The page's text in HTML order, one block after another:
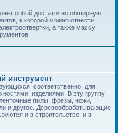
собой достаточно обширную
к которой можно отнести
а также массу
инструмент
соответственно, для
изделиями. В эту группу
пилы, фрезы, ножи,
и другое. Деревообрабатывающие
и в строительстве, и в